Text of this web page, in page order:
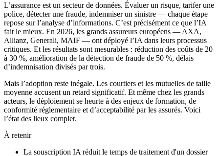
L’assurance est un secteur de données. Évaluer un risque, tarifer une
police, détecter une fraude, indemniser un sinistre — chaque étape
repose sur l’analyse d’informations. C’est précisément ce que l’IA
fait le mieux. En 2026, les grands assureurs européens — AXA,
Allianz, Generali, MAIF — ont déployé l’IA dans leurs processus
critiques. Et les résultats sont mesurables : réduction des coûts de 20
à 30 %, amélioration de la détection de fraude de 50 %, délais
d’indemnisation divisés par trois.
Mais l’adoption reste inégale. Les courtiers et les mutuelles de taille
moyenne accusent un retard significatif. Et même chez les grands
acteurs, le déploiement se heurte à des enjeux de formation, de
conformité réglementaire et d’acceptabilité par les assurés. Voici
l’état des lieux complet.
À retenir
La souscription IA réduit le temps de traitement d'un dossier